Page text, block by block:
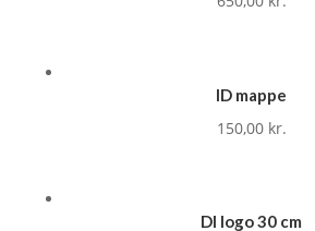
ID mappe
150,00 kr.
DI logo 30 cm